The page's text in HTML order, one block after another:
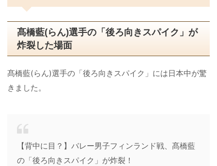
髙橋藍(らん)選手の「後ろ向きスパイク」が
炸裂した場面
髙橋藍(らん)選手の「後ろ向きスパイク」には日本中が驚
きました。
【背中に目？】バレー男子フィンランド戦、髙橋藍
の「後ろ向きスパイク」が炸裂！